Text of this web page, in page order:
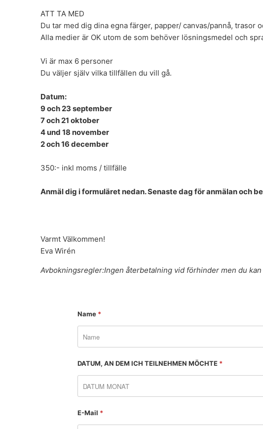
ATT TA MED
Du tar med dig dina egna färger, papper/ canvas/pannå, trasor
Alla medier är OK utom de som behöver lösningsmedel och
Vi är max 6 personer
Du väljer själv vilka tillfällen du vill gå.
Datum:
9 och 23 september
7 och 21 oktober
4 und 18 november
2 och 16 december
350:- inkl moms / tillfälle
Anmäl dig i formuläret nedan. Senaste dag för anmälan och
Varmt Välkommen!
Eva Wirén
Avbokningsregler:Ingen återbetalning vid förhinder men du
Name *
DATUM, AN DEM ICH TEILNEHMEN MÖCHTE *
E-Mail *